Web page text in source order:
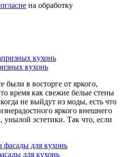
на обработку
кухонь
были в восторге от яркого,
время как свежие белые стены
не выйдут из моды, есть что
яркого внешнего
унылой эстетики. Так что, если
для кухонь